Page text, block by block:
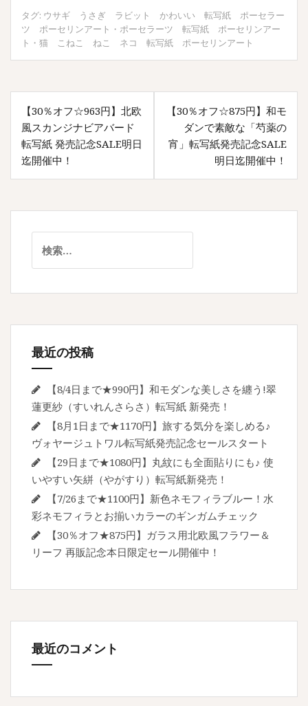
タグ: ウサギ うさぎ ラビット かわいい 転写紙 ポーセラー
ツ ポーセリンアート ・ ポーセラーツ 転写紙 ポーセリンアー
ト ・ 猫 こねこ ねこ ネコ 転写紙 ポーセリンアート
投
稿
ナ
ビ
ー
【30％オフ☆963円】北欧
風スカンジナビアバード
転写紙 発売記念SALE明日
迄開催中！
【30％オフ☆875円】和モ
ダンで素敵な「芍薬の
宵」転写紙発売記念SALE
明日迄開催中！
索:
最近の投稿
【8/4日まで★990円】和モダンな美しさを纏う!翠
蓮更紗（すいれんさらさ）転写紙 新発売！
【8月1日まで★1170円】旅する気分を楽しめる♪
ヴォヤージュトワル転写紙発売記念セールスタート
【29日まで★1080円】丸紋にも全面貼りにも♪ 使
いやすい矢絣（やがすり）転写紙新発売！
【7/26まで★1100円】新色ネモフィラブルー！水
彩ネモフィラとお揃いカラーのギンガムチェック
【30％オフ★875円】ガラス用北欧風フラワー＆
リーフ 再販記念本日限定セール開催中！
最近のコメント